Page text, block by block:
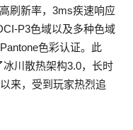
刷新率，3ms疾速响应
P3色域以及多种色域
色彩认证。此
川散热架构3.0，长时
来，受到玩家热烈追